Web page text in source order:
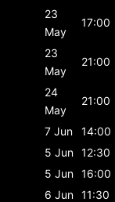
23
May
17:00
23
May
21:00
24
May
21:00
7 Jun
14:00
5 Jun 12:30
5 Jun 16:00
6 Jun 11:30